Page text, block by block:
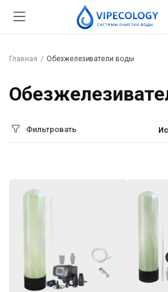
Главная Обезжелезиватели воды
Фильтровать